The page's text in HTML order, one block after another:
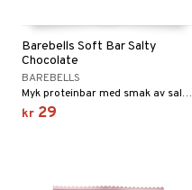
Barebells Soft Bar Salty
Chocolate
BAREBELLS
Myk proteinbar med smak av salt sjokolade og sjokoladeovertrekk.
kr 29